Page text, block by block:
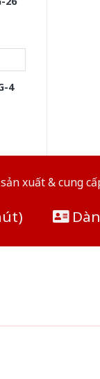
4
xuất & cung